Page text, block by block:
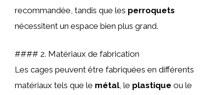
recommandée, tandis que les perroquets
nécessitent un espace bien plus grand.
#### 2. Matériaux de fabrication
Les cages peuvent être fabriquées en différents
matériaux tels que le métal, le plastique ou le